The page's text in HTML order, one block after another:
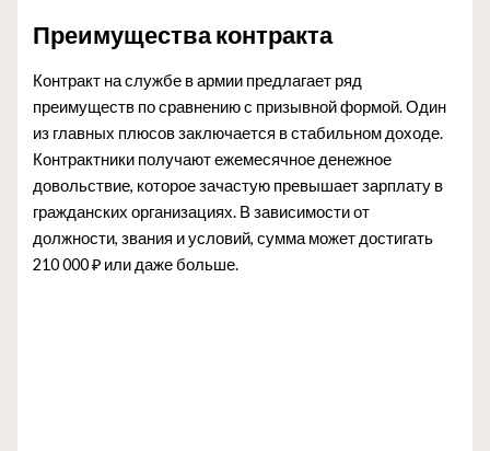
Преимущества контракта
Контракт на службе в армии предлагает ряд
преимуществ по сравнению с призывной формой. Один
из главных плюсов заключается в стабильном доходе.
Контрактники получают ежемесячное денежное
довольствие, которое зачастую превышает зарплату в
гражданских организациях. В зависимости от
должности, звания и условий, сумма может достигать
210 000 ₽ или даже больше.